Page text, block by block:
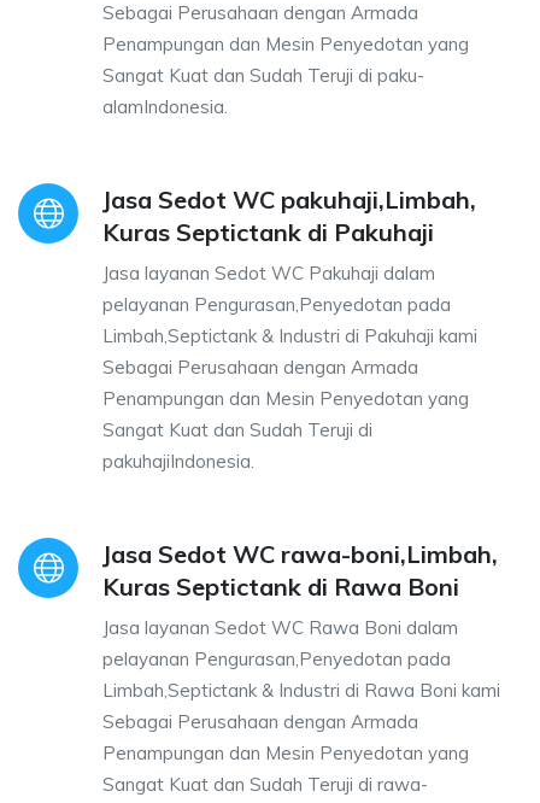
Sebagai Perusahaan dengan Armada
Penampungan dan Mesin Penyedotan yang
Sangat Kuat dan Sudah Teruji di paku-
alamIndonesia.
Jasa Sedot WC pakuhaji,Limbah,
Kuras Septictank di Pakuhaji
Jasa layanan Sedot WC Pakuhaji dalam
pelayanan Pengurasan,Penyedotan pada
Limbah,Septictank & Industri di Pakuhaji kami
Sebagai Perusahaan dengan Armada
Penampungan dan Mesin Penyedotan yang
Sangat Kuat dan Sudah Teruji di
pakuhajiIndonesia.
Jasa Sedot WC rawa-boni,Limbah,
Kuras Septictank di Rawa Boni
Jasa layanan Sedot WC Rawa Boni dalam
pelayanan Pengurasan,Penyedotan pada
Limbah,Septictank & Industri di Rawa Boni kami
Sebagai Perusahaan dengan Armada
Penampungan dan Mesin Penyedotan yang
Sangat Kuat dan Sudah Teruji di rawa-